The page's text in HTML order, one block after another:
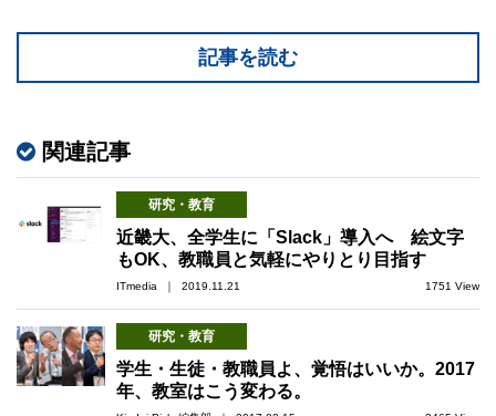
記事を読む
関連記事
研究・教育
近畿大、全学生に「Slack」導入へ 絵文字
もOK、教職員と気軽にやりとり目指す
ITmedia ｜ 2019.11.21 1751 View
研究・教育
学生・生徒・教職員よ、覚悟はいいか。2017
年、教室はこう変わる。